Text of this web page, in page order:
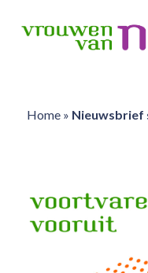
Home» Nieuwsbrief